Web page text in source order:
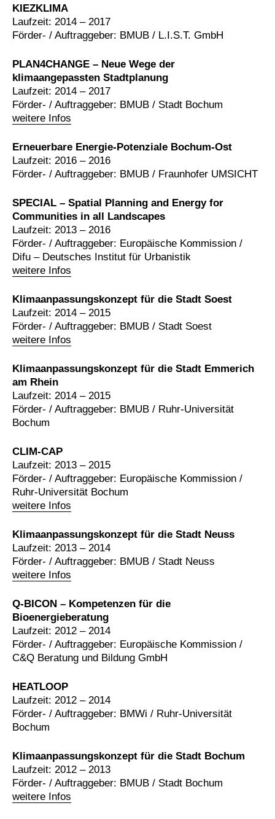
KIEZKLIMA
Laufzeit: 2014 – 2017
Förder- / Auftraggeber: BMUB / L.I.S.T. GmbH
PLAN4CHANGE – Neue Wege der
klimaangepassten Stadtplanung
weitere Infos
Laufzeit: 2014 – 2017
Förder- / Auftraggeber: BMUB / Stadt Bochum
Erneuerbare Energie-Potenziale Bochum-Ost
Laufzeit: 2016 – 2016
Förder- / Auftraggeber: BMUB / Fraunhofer UMSICHT
SPECIAL – Spatial Planning and Energy for
Communities in all Landscapes
weitere Infos
Laufzeit: 2013 – 2016
Förder- / Auftraggeber: Europäische Kommission /
Difu – Deutsches Institut für Urbanistik
Klimaanpassungskonzept für die Stadt Soest
weitere Infos
Laufzeit: 2014 – 2015
Förder- / Auftraggeber: BMUB / Stadt Soest
Klimaanpassungskonzept für die Stadt Emmerich
am Rhein
Laufzeit: 2014 – 2015
Förder- / Auftraggeber: BMUB / Ruhr-Universität
Bochum
CLIM-CAP
weitere Infos
Laufzeit: 2013 – 2015
Förder- / Auftraggeber: Europäische Kommission /
Ruhr-Universität Bochum
Klimaanpassungskonzept für die Stadt Neuss
weitere Infos
Laufzeit: 2013 – 2014
Förder- / Auftraggeber: BMUB / Stadt Neuss
Q-BICON – Kompetenzen für die
Bioenergieberatung
Laufzeit: 2012 – 2014
Förder- / Auftraggeber: Europäische Kommission /
C&Q Beratung und Bildung GmbH
HEATLOOP
Laufzeit: 2012 – 2014
Förder- / Auftraggeber: BMWi / Ruhr-Universität
Bochum
Klimaanpassungskonzept für die Stadt Bochum
weitere Infos
Laufzeit: 2012 – 2013
Förder- / Auftraggeber: BMUB / Stadt Bochum